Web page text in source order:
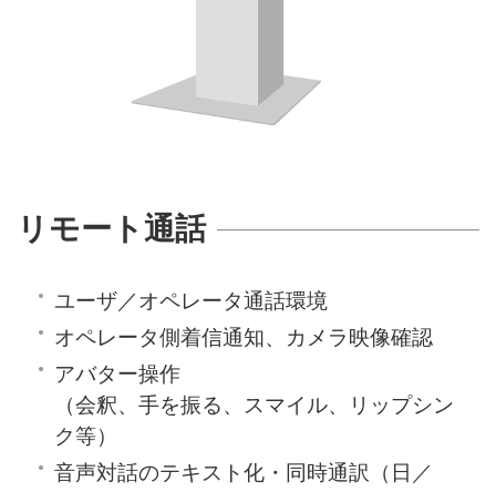
リモート通話
ユーザ／オペレータ通話環境
オペレータ側着信通知、カメラ映像確認
アバター操作
（会釈、手を振る、スマイル、リップシン
ク等）
音声対話のテキスト化・同時通訳（日／